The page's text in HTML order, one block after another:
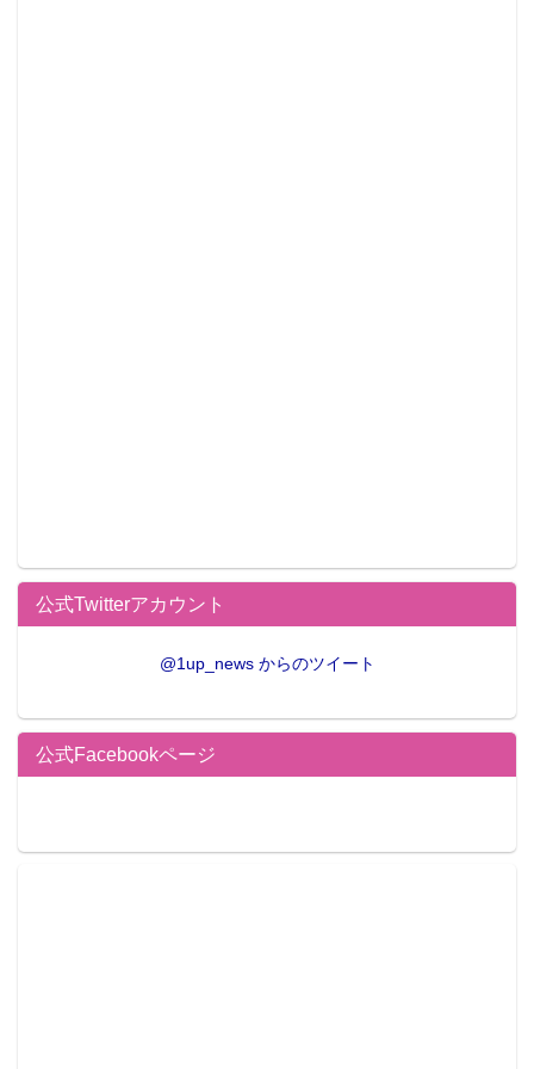
公式Twitterアカウント
@1up_news からのツイート
公式Facebookページ